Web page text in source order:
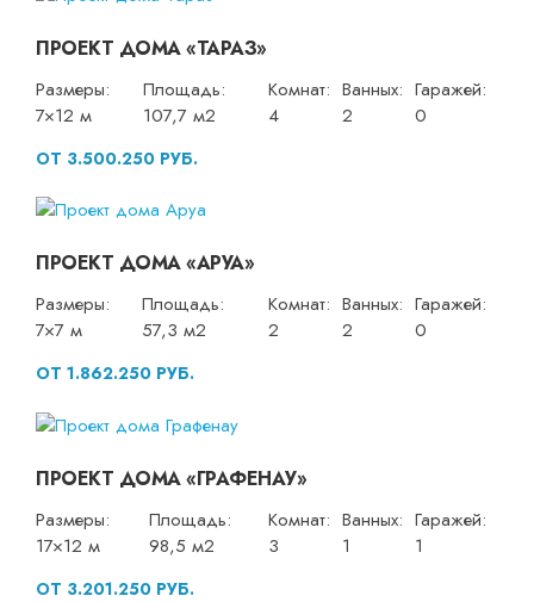
ПРОЕКТ ДОМА «ТАРАЗ»
Размеры:
7×12 м
Площадь:
107,7 м2
Комнат:
4
Ванных:
2
Гаражей:
0
ОТ 3.500.250 РУБ.
ПРОЕКТ ДОМА «АРУА»
Размеры:
7×7 м
Площадь:
57,3 м2
Комнат:
2
Ванных:
2
Гаражей:
0
ОТ 1.862.250 РУБ.
ПРОЕКТ ДОМА «ГРАФЕНАУ»
Размеры:
17×12 м
Площадь:
98,5 м2
Комнат:
3
Ванных:
1
Гаражей:
1
ОТ 3.201.250 РУБ.